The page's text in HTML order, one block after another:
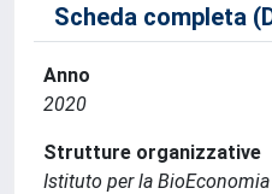
Scheda completa
Anno
2020
Strutture organizzative
Istituto per la BioEconomia